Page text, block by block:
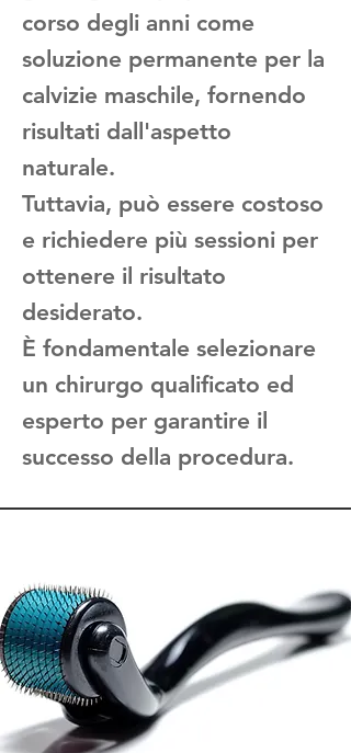
corso degli anni come
soluzione permanente per la
calvizie maschile, fornendo
risultati dall'aspetto
naturale.
Tuttavia, può essere costoso
e richiedere più sessioni per
ottenere il risultato
desiderato.
È fondamentale selezionare
un chirurgo qualificato ed
esperto per garantire il
successo della procedura.